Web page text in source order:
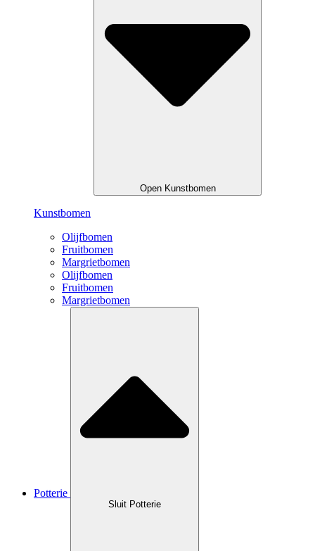
Open Kunstbomen
Kunstbomen
Olijfbomen
Fruitbomen
Margrietbomen
Olijfbomen
Fruitbomen
Margrietbomen
Potterie
Sluit Potterie